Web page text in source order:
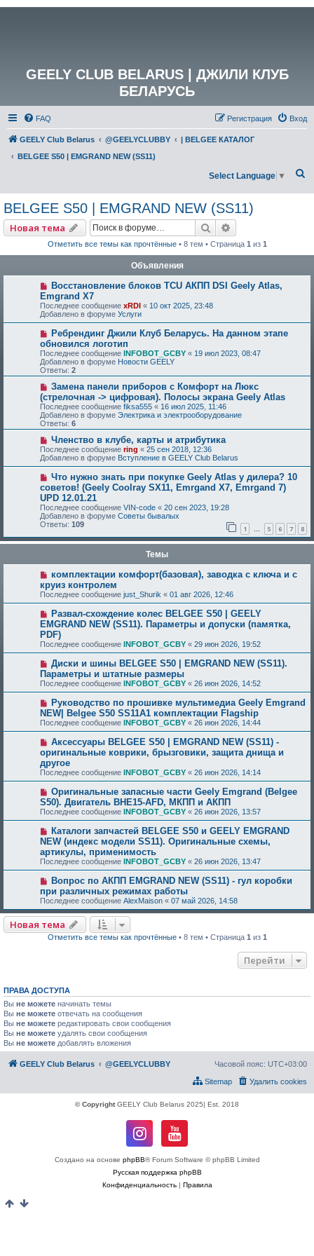
GEELY CLUB BELARUS | ДЖИЛИ КЛУБ
БЕЛАРУСЬ
FAQ Вход
Регистрация
GEELY Club Belarus @GEELYCLUBBY
| BELGEE КАТАЛОГ
BELGEE S50 | EMGRAND NEW (SS11)
Select Language ▼
BELGEE S50 | EMGRAND NEW (SS11)
Новая тема Поиск
Отметить все темы как прочтённые• 8 тем • Страница 1 из 1
Объявления
Восстановление блоков TCU АКПП DSI Geely Atlas,
Emgrand X7
Последнее сообщение xRDI « 10 окт 2025, 23:48
Добавлено в форуме Услуги
Ребрендинг Джили Клуб Беларусь. На данном этапе
обновился логотип
Последнее сообщение INFOBOT_GCBY « 19 июл 2023, 08:47
Добавлено в форуме Новости GEELY
Ответы: 2
Замена панели приборов с Комфорт на Люкс
(стрелочная -> цифровая). Полосы экрана Geely Atlas
Последнее сообщение fiksa555 « 16 июл 2025, 11:46
Добавлено в форуме Электрика и электрооборудование
Ответы: 6
Членство в клубе, карты и атрибутика
Последнее сообщение ring « 25 сен 2018, 12:36
Добавлено в форуме Вступление в GEELY Club Belarus
Что нужно знать при покупке Geely Atlas у дилера? 10
советов! (Geely Coolray SX11, Emrgand X7, Emrgand 7)
UPD 12.01.21
Последнее сообщение VIN-code « 20 сен 2023, 19:28
Добавлено в форуме Советы бывалых
Ответы: 109 1 … 5 6 7 8
Темы
комплектации комфорт(базовая), заводка с ключа и с
круиз контролем
Последнее сообщение just_Shurik « 01 авг 2026, 12:46
Развал-схождение колес BELGEE S50 | GEELY
EMGRAND NEW (SS11). Параметры и допуски (памятка,
PDF)
Последнее сообщение INFOBOT_GCBY « 29 июн 2026, 19:52
Диски и шины BELGEE S50 | EMGRAND NEW (SS11).
Параметры и штатные размеры
Последнее сообщение INFOBOT_GCBY « 26 июн 2026, 14:52
Руководство по прошивке мультимедиа Geely Emgrand
NEW| Belgee S50 SS11A1 комплектации Flagship
Последнее сообщение INFOBOT_GCBY « 26 июн 2026, 14:44
Аксессуары BELGEE S50 | EMGRAND NEW (SS11) -
оригинальные коврики, брызговики, защита днища и
другое
Последнее сообщение INFOBOT_GCBY « 26 июн 2026, 14:14
Оригинальные запасные части Geely Emgrand (Belgee
S50). Двигатель BHE15-AFD, МКПП и АКПП
Последнее сообщение INFOBOT_GCBY « 26 июн 2026, 13:57
Каталоги запчастей BELGEE S50 и GEELY EMGRAND
NEW (индекс модели SS11). Оригинальные схемы,
артикулы, применимость
Последнее сообщение INFOBOT_GCBY « 26 июн 2026, 13:47
Вопрос по АКПП EMGRAND NEW (SS11) - гул коробки
при различных режимах работы
Последнее сообщение AlexMaison « 07 май 2026, 14:58
Новая тема
Отметить все темы как прочтённые• 8 тем • Страница 1 из 1
Перейти
ПРАВА ДОСТУПА
Вы не можете начинать темы
Вы не можете отвечать на сообщения
Вы не можете редактировать свои сообщения
Вы не можете удалять свои сообщения
Вы не можете добавлять вложения
GEELY Club Belarus @GEELYCLUBBY Часовой пояс: UTC+03:00
Удалить cookies
Sitemap
© CopyrightGEELY Club Belarus 2025| Est. 2018
Создано на основе phpBB® Forum Software © phpBB Limited
Русская поддержка phpBB
Конфиденциальность| Правила